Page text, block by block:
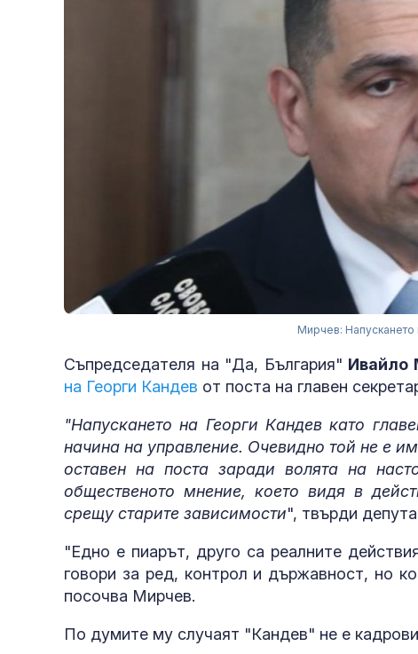
Мирчев: Напускането
Съпредседателя на "Да, България" Ивайло
на Георги Кандев от поста на главен
"Напускането на Георги Кандев като
начина на управление. Очевидно той не е
оставен на поста заради волята на
общественото мнение, което видя в
срещу старите зависимости", твърди
"Едно е пиарът, друго са реалните
говори за ред, контрол и държавност, но
посочва Мирчев.
По думите му случаят "Кандев" не е